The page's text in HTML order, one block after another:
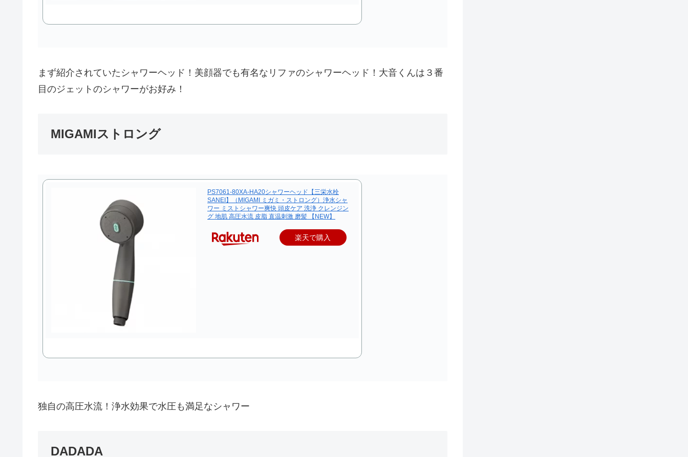
まず紹介されていたシャワーヘッド！美顔器でも有名なリファのシャワーヘッド！大音くんは３番
目のジェットのシャワーがお好み！
MIGAMIストロング
PS7061-80XA-HA20シャワーヘッド【三栄水栓
SANEI】（MIGAMI ミガミ・ストロング）浄水シャ
ワー ミストシャワー爽快 頭皮ケア 洗浄 クレンジン
グ 地肌 高圧水流 皮脂 直温刺激 磨髪 【NEW】
楽天で購入
独自の高圧水流！浄水効果で水圧も満足なシャワー
DADADA